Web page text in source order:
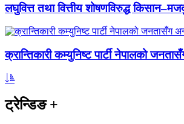
लघुवित्त तथा वित्तीय शोषणविरुद्ध
क्रान्तिकारी कम्युनिष्ट पार्टी नेपालको
ट्रेन्डिङ+